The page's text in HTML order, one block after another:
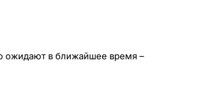
ожидают в ближайшее время –